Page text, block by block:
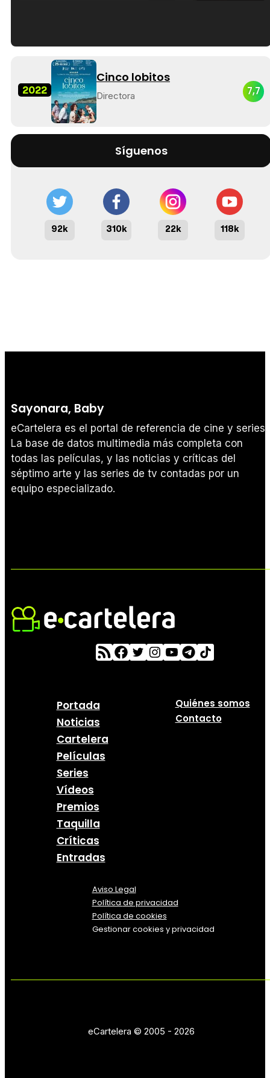
2022
Cinco lobitos
Directora 7,7
Síguenos
92k 310k 22k 118k
Sayonara, Baby
eCartelera es el portal de referencia de cine y series.
La base de datos multimedia más completa con
todas las películas, y las noticias y críticas del
séptimo arte y las series de tv contadas por un
equipo especializado.
Portada
Noticias
Cartelera
Películas
Series
Vídeos
Premios
Taquilla
Críticas
Entradas
Quiénes somos
Contacto
Aviso Legal
Política de privacidad
Política de cookies
Gestionar cookies y privacidad
eCartelera © 2005 - 2026